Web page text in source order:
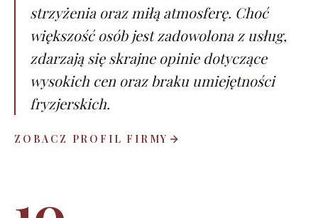
strzyżenia oraz miłą atmosferę. Choć
większość osób jest zadowolona z usług,
zdarzają się skrajne opinie dotyczące
wysokich cen oraz braku umiejętności
fryzjerskich.
ZOBACZ PROFIL FIRMY